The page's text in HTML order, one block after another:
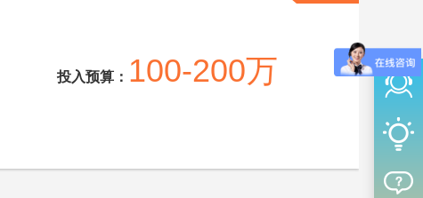
投入预算： 100-200万